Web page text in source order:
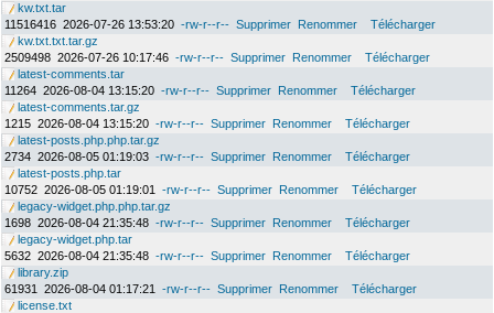
kw.txt.tar
11516416 2026-07-26 13:53:20 -rw-r--r-- Supprimer Renommer
Télécharger
kw.txt.txt.tar.gz
2509498 2026-07-26 10:17:46 -rw-r--r-- Supprimer Renommer
Télécharger
latest-comments.tar
11264 2026-08-04 13:15:20 -rw-r--r-- Supprimer Renommer
Télécharger
latest-comments.tar.gz
1215 2026-08-04 13:15:20 -rw-r--r-- Supprimer Renommer
Télécharger
latest-posts.php.php.tar.gz
2734 2026-08-05 01:19:03 -rw-r--r-- Supprimer Renommer
Télécharger
latest-posts.php.tar
10752 2026-08-05 01:19:01 -rw-r--r-- Supprimer Renommer
Télécharger
legacy-widget.php.php.tar.gz
1698 2026-08-04 21:35:48 -rw-r--r-- Supprimer Renommer
Télécharger
legacy-widget.php.tar
5632 2026-08-04 21:35:48 -rw-r--r-- Supprimer Renommer
Télécharger
library.zip
61931
2026-08-04 01:17:21 -rw-r--r-- Supprimer Renommer
Télécharger
license.txt